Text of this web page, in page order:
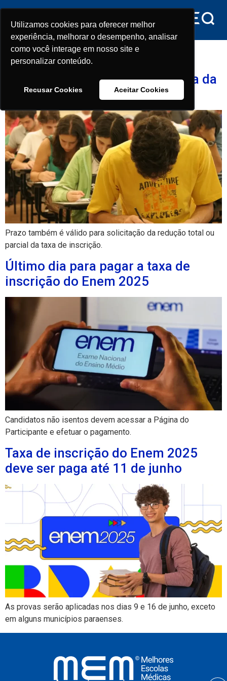
Utilizamos cookies para oferecer melhor
experiência, melhorar o desempenho, analisar
como você interage em nosso site e
personalizar conteúdo.
Recusar Cookies Aceitar Cookies
Utilizamos cookies para oferecer melhor
experiência, melhorar o desempenho, analisar
como você interage em nosso site e
personalizar conteúdo.
Recusar Cookies Aceitar Cookies
conteúdo
Tag:Taxa de inscrição
Prazo para pedir isenção da taxa da
Fuvest 2026 termina amanhã
Prazo também é válido para solicitação da redução total ou
parcial da taxa de inscrição.
Último dia para pagar a taxa de
inscrição do Enem 2025
Candidatos não isentos devem acessar a Página do
Participante e efetuar o pagamento.
Taxa de inscrição do Enem 2025
deve ser paga até 11 de junho
As provas serão aplicadas nos dias 9 e 16 de junho, exceto
em alguns municípios paraenses.